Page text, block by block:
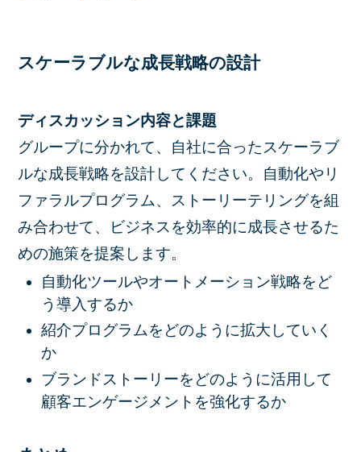
スケーラブルな成長戦略の設計
ディスカッション内容と課題
グループに分かれて、自社に合ったスケーラブ
ルな成長戦略を設計してください。自動化やリ
ファラルプログラム、ストーリーテリングを組
み合わせて、ビジネスを効率的に成長させるた
めの施策を提案します。
自動化ツールやオートメーション戦略をど
う導入するか
紹介プログラムをどのように拡大していく
か
ブランドストーリーをどのように活用して
顧客エンゲージメントを強化するか